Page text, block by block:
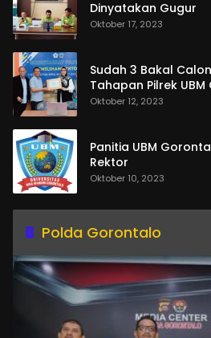
Dinyatakan Gugur
Oktober 17, 2023
Sudah 3 Bakal
Tahapan Pilrek
Oktober 12, 2023
Panitia UBM
Rektor
Oktober 10, 2023
Polda Gorontalo